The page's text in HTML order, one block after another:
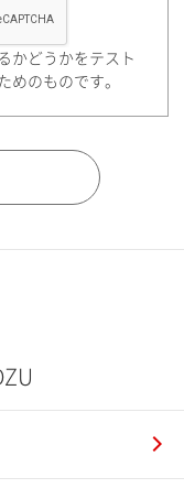
かどうかをテスト
めのものです。